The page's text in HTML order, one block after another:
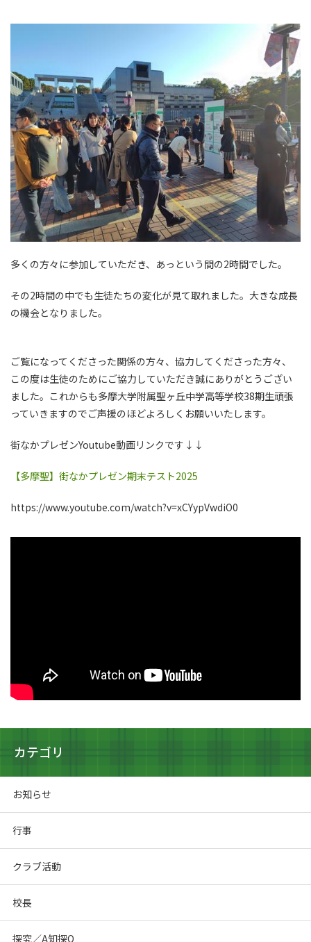
多くの方々に参加していただき、あっという間の2時間でした。
その2時間の中でも生徒たちの変化が見て取れました。大きな成長
の機会となりました。
ご覧になってくださった関係の方々、協力してくださった方々、
この度は生徒のためにご協力していただき誠にありがとうござい
ました。これからも多摩大学附属聖ヶ丘中学高等学校38期生頑張
っていきますのでご声援のほどよろしくお願いいたします。
街なかプレゼンYoutube動画リンクです↓↓
【多摩聖】街なかプレゼン期末テスト2025
https://www.youtube.com/watch?v=xCYypVwdiO0
カテゴリ
お知らせ
行事
クラブ活動
校長
探究／A知探Q